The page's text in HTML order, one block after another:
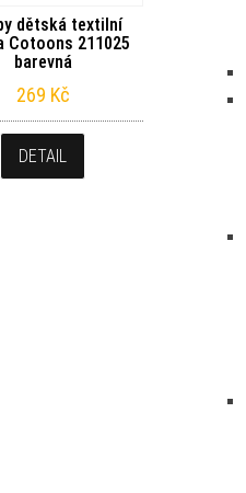
dětská textilní
Cotoons 211025
barevná
269 Kč
DETAIL